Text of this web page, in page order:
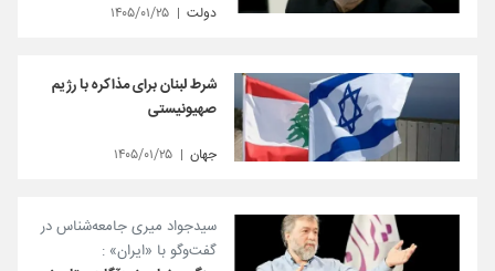
دولت ۱۴۰۵/۰۱/۲۵
شرط لبنان برای مذاکره با رژیم
صهیونیستی
جهان ۱۴۰۵/۰۱/۲۵
سیدجواد میری جامعه‌شناس در
گفت‌وگو با «ایران» :